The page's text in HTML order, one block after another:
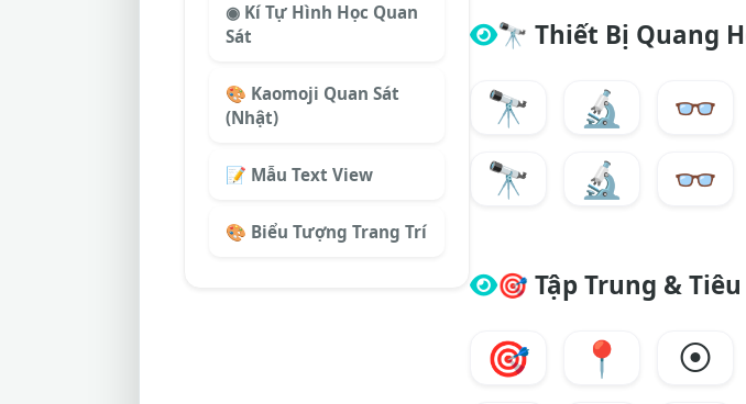
◉ Kí Tự Hình Học Quan
Sát
🎨 Kaomoji Quan Sát
(Nhật)
📝 Mẫu Text View
🎨 Biểu Tượng Trang Trí
🔭 Thiết Bị Quang
🔭 🔬 👓
🔭
🔬 👓
🎯 Tập Trung &
🎯 📍 ⦿